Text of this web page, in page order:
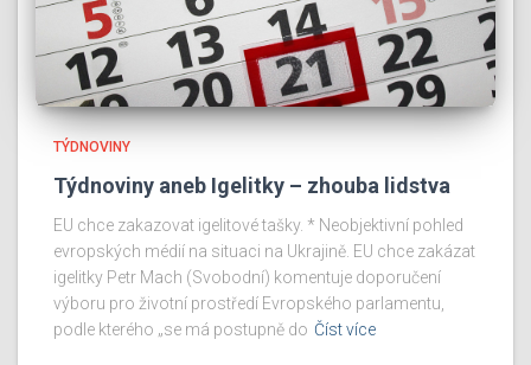
TÝDNOVINY
Týdnoviny aneb Igelitky – zhouba lidstva
EU chce zakazovat igelitové tašky. * Neobjektivní pohled
evropských médií na situaci na Ukrajině. EU chce zakázat
igelitky Petr Mach (Svobodní) komentuje doporučení
výboru pro životní prostředí Evropského parlamentu,
podle kterého „se má postupně do Číst více